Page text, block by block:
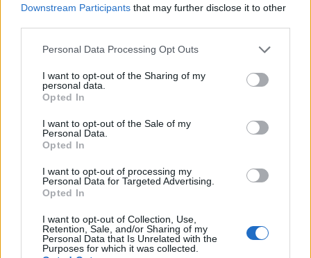
Downstream Participants that may further disclose it to other
Personal Data Processing Opt Outs
I want to opt-out of the Sharing of my
personal data.
Opted In
I want to opt-out of the Sale of my
Personal Data.
Opted In
I want to opt-out of processing my
Personal Data for Targeted Advertising.
Opted In
I want to opt-out of Collection, Use,
Retention, Sale, and/or Sharing of my
Personal Data that Is Unrelated with the
Purposes for which it was collected.
D
R A G
A
A D
A
O D
A
G R
R A
O
D R
O D
A
O
A